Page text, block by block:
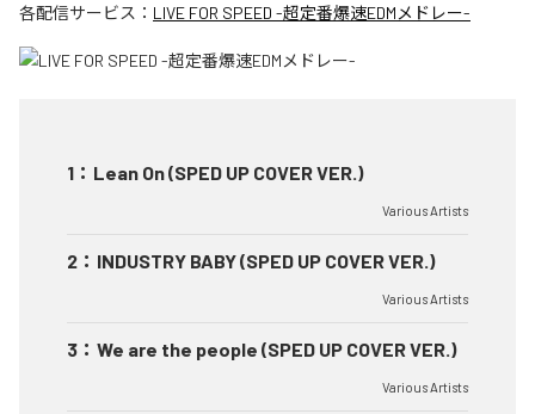
各配信サービス： LIVE FOR SPEED -超定番爆速EDMメドレー-
1 ： Lean On (SPED UP COVER VER.)
Various Artists
2 ： INDUSTRY BABY (SPED UP COVER VER.)
Various Artists
3 ： We are the people (SPED UP COVER VER.)
Various Artists